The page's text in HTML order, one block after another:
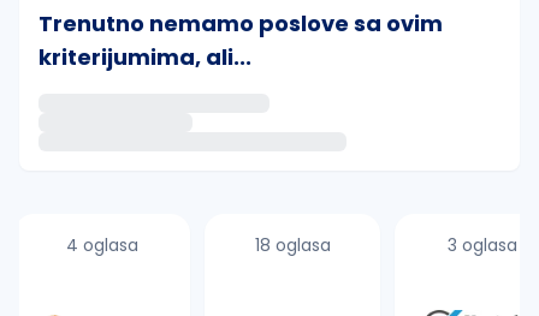
Trenutno nemamo poslove sa ovim
kriterijumima, ali...
4 oglasa 18 oglasa 3 oglasa